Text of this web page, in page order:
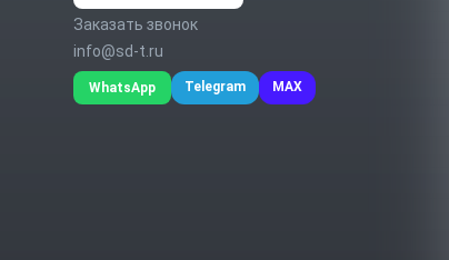
Заказать звонок
info@sd-t.ru
WhatsApp Telegram MAX